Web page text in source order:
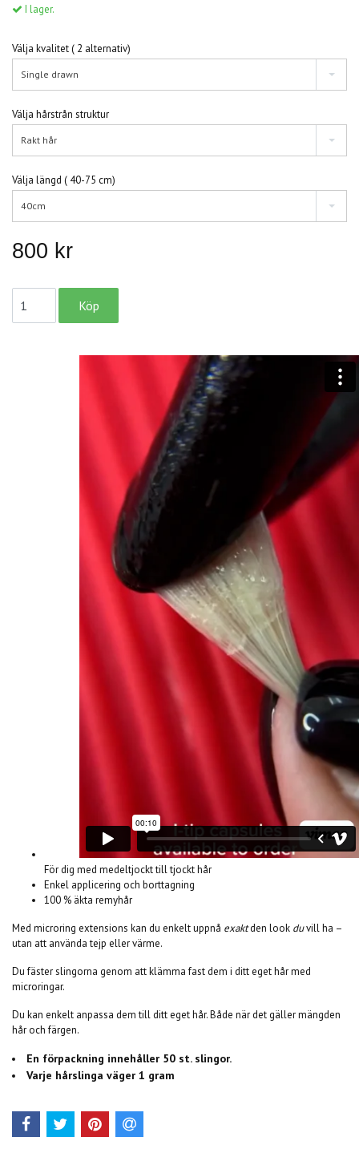
I lager.
Välja kvalitet ( 2 alternativ)
Single drawn
Välja hårstrån struktur
Rakt hår
Välja längd ( 40-75 cm)
40cm
800 kr
För dig med medeltjockt till tjockt hår
Enkel applicering och borttagning
100 % äkta remyhår
Med microring extensions kan du enkelt uppnå exaktden look duvill ha –
utan att använda tejp eller värme.
Du fäster slingorna genom att klämma fast dem i ditt eget hår med
microringar.
Du kan enkelt anpassa dem till ditt eget hår. Både när det gäller mängden
hår och färgen.
En förpackning innehåller 50 st. slingor.
Varje hårslinga väger 1 gram